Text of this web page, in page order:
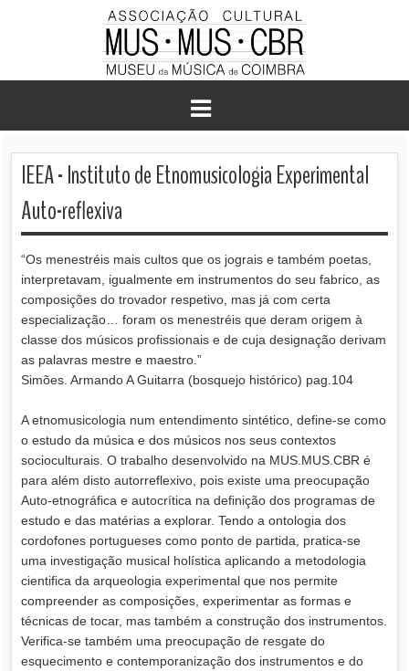
IEEA - Instituto de Etnomusicologia Experimental
Auto-reflexiva
“Os menestréis mais cultos que os jograis e também poetas,
interpretavam, igualmente em instrumentos do seu fabrico, as
composições do trovador respetivo, mas já com certa
especialização… foram os menestréis que deram origem à
classe dos músicos profissionais e de cuja designação derivam
as palavras mestre e maestro.”
Simões. Armando A Guitarra (bosquejo histórico) pag.104
A etnomusicologia num entendimento sintético, define-se como
o estudo da música e dos músicos nos seus contextos
socioculturais. O trabalho desenvolvido na MUS.MUS.CBR é
para além disto autorreflexivo, pois existe uma preocupação
Auto-etnográfica e autocrítica na definição dos programas de
estudo e das matérias a explorar. Tendo a ontologia dos
cordofones portugueses como ponto de partida, pratica-se
uma investigação musical holística aplicando a metodologia
cientifica da arqueologia experimental que nos permite
compreender as composições, experimentar as formas e
técnicas de tocar, mas também a construção dos instrumentos.
Verifica-se também uma preocupação de resgate do
esquecimento e contemporanização dos instrumentos e do